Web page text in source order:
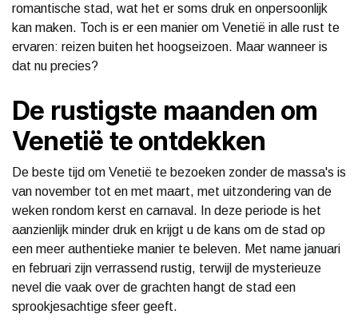
romantische stad, wat het er soms druk en onpersoonlijk
kan maken. Toch is er een manier om Venetië in alle rust te
ervaren: reizen buiten het hoogseizoen. Maar wanneer is
dat nu precies?
De rustigste maanden om
Venetië te ontdekken
De beste tijd om Venetië te bezoeken zonder de massa's is
van november tot en met maart, met uitzondering van de
weken rondom kerst en carnaval. In deze periode is het
aanzienlijk minder druk en krijgt u de kans om de stad op
een meer authentieke manier te beleven. Met name januari
en februari zijn verrassend rustig, terwijl de mysterieuze
nevel die vaak over de grachten hangt de stad een
sprookjesachtige sfeer geeft.